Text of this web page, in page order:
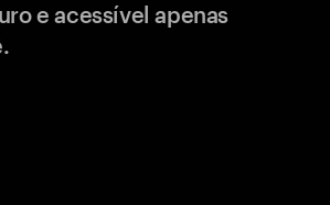
e acessível apenas